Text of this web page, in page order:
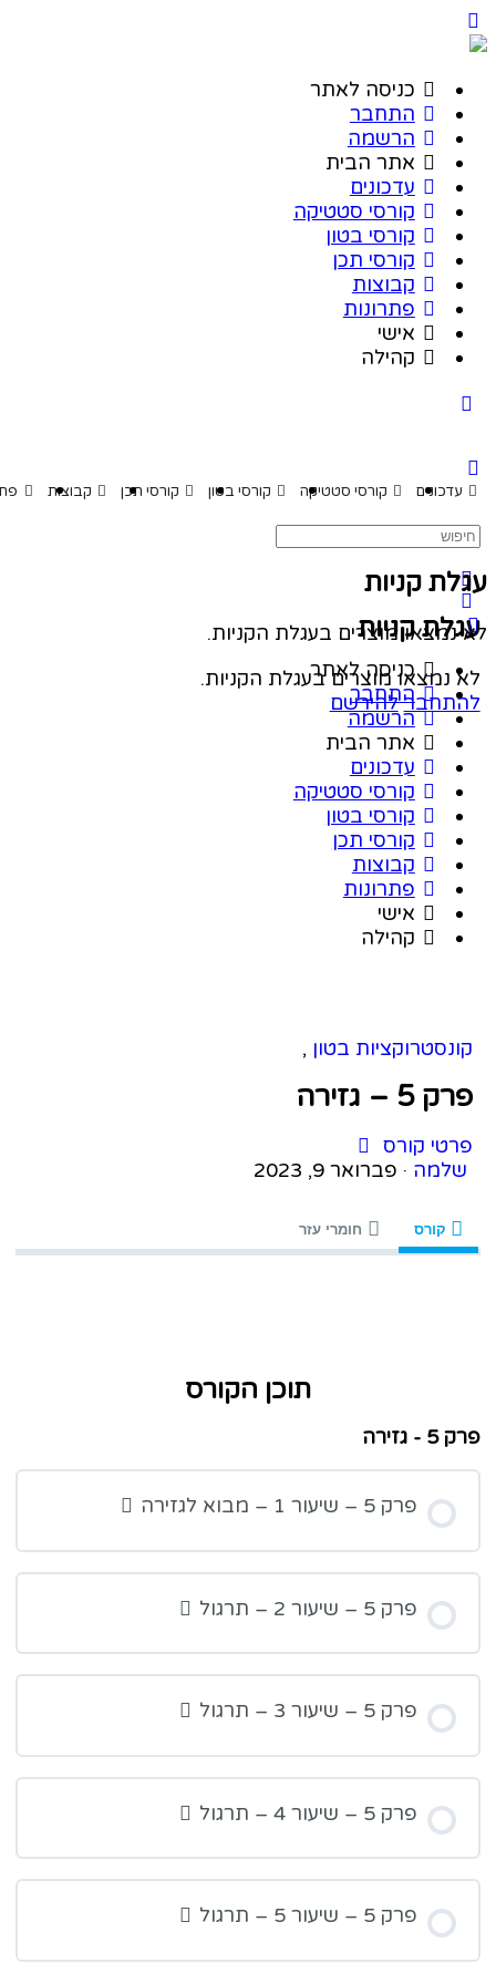
כניסה לאתר
התחבר
הרשמה
אתר הבית
עדכונים
קורסי סטטיקה
קורסי בטון
קורסי תכן
קבוצות
פתרונות
אישי
קהילה
קורסי סטטיקה קורסי בטון קורסי תכן קבוצות פתרונות
קניות
נמצאו מוצרים בעגלת הקניות.
להירשם
קניות
מוצרים בעגלת הקניות.
כניסה לאתר
התחבר
הרשמה
אתר הבית
עדכונים
קורסי סטטיקה
קורסי בטון
קורסי תכן
קבוצות
פתרונות
אישי
קהילה
בטון,
– גזירה
קורס
· פברואר 9, 2023
חומרי עזר
תוכן הקורס
פרק 5 – שיעור 1 – מבוא לגזירה
פרק 5 – שיעור 2 – תרגול
פרק 5 – שיעור 3 – תרגול
פרק 5 – שיעור 4 – תרגול
פרק 5 – שיעור 5 – תרגול